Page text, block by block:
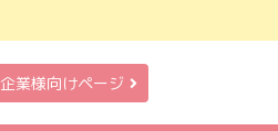
企業様向けページ